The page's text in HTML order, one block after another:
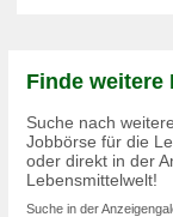
Finde weitere
Suche nach
Jobbörse für die
oder direkt in der
Lebensmittelwelt!
Suche in der